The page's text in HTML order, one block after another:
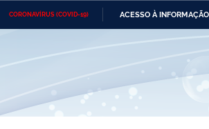
CORONAVÍRUS (COVID-19) ACESSO À INFORMAÇÃO
Ministério das Relações
Desenvolvimento